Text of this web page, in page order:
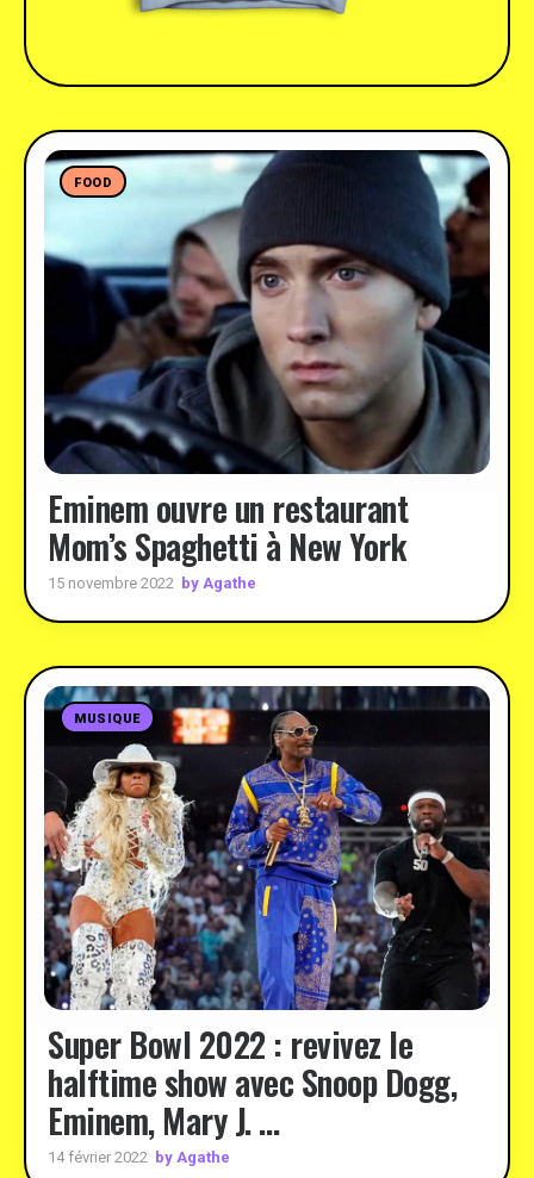
FOOD
Eminem ouvre un restaurant
Mom’s Spaghetti à New York
15 novembre 2022 by Agathe
MUSIQUE
Super Bowl 2022 : revivez le
halftime show avec Snoop Dogg,
Eminem, Mary J. …
14 février 2022 by Agathe